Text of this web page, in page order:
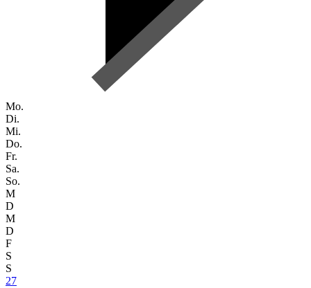
Mo.
Di.
Mi.
Do.
Fr.
Sa.
So.
M
D
M
D
F
S
S
27